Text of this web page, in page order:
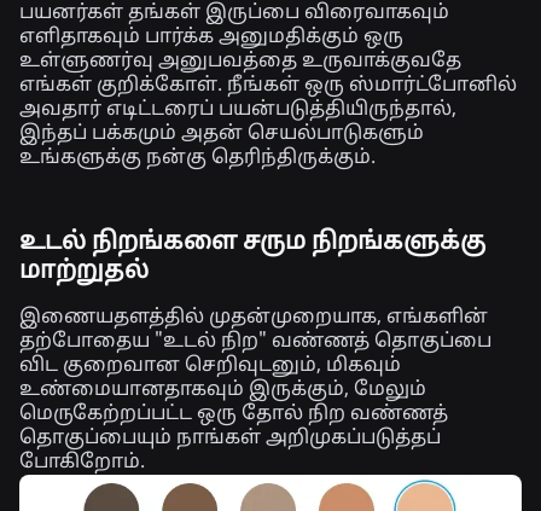
பயனர்கள் தங்கள் இருப்பை விரைவாகவும்
எளிதாகவும் பார்க்க அனுமதிக்கும் ஒரு
உள்ளுணர்வு அனுபவத்தை உருவாக்குவதே
எங்கள் குறிக்கோள். நீங்கள் ஒரு ஸ்மார்ட்போனில்
அவதார் எடிட்டரைப் பயன்படுத்தியிருந்தால்,
இந்தப் பக்கமும் அதன் செயல்பாடுகளும்
உங்களுக்கு நன்கு தெரிந்திருக்கும்.
உடல் நிறங்களை சரும நிறங்களுக்கு
மாற்றுதல்
இணையதளத்தில் முதன்முறையாக, எங்களின்
தற்போதைய "உடல் நிற" வண்ணத் தொகுப்பை
விட குறைவான செறிவுடனும், மிகவும்
உண்மையானதாகவும் இருக்கும், மேலும்
மெருகேற்றப்பட்ட ஒரு தோல் நிற வண்ணத்
தொகுப்பையும் நாங்கள் அறிமுகப்படுத்தப்
போகிறோம்.